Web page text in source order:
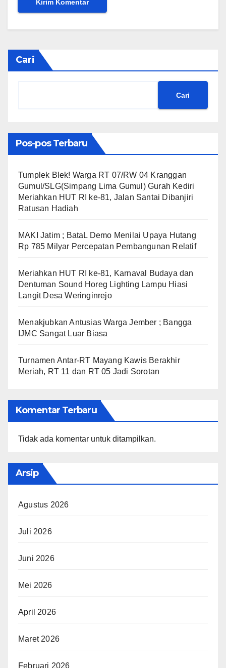
Cari
Cari
Pos-pos Terbaru
Tumplek Blek! Warga RT 07/RW 04 Kranggan
Gumul/SLG(Simpang Lima Gumul) Gurah Kediri
Meriahkan HUT RI ke-81, Jalan Santai Dibanjiri
Ratusan Hadiah
MAKI Jatim ; BataL Demo Menilai Upaya Hutang
Rp 785 Milyar Percepatan Pembangunan Relatif
Meriahkan HUT RI ke-81, Karnaval Budaya dan
Dentuman Sound Horeg Lighting Lampu Hiasi
Langit Desa Weringinrejo
Menakjubkan Antusias Warga Jember ; Bangga
IJMC Sangat Luar Biasa
Turnamen Antar-RT Mayang Kawis Berakhir
Meriah, RT 11 dan RT 05 Jadi Sorotan
Komentar Terbaru
Tidak ada komentar untuk ditampilkan.
Arsip
Agustus 2026
Juli 2026
Juni 2026
Mei 2026
April 2026
Maret 2026
Februari 2026